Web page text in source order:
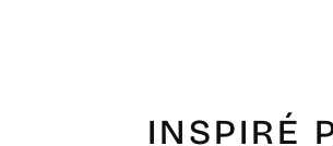
INSPIRÉ